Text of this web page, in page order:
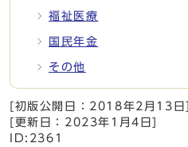
福祉医療
国民年金
その他
[初版公開日： 2018年2月13日
[更新日： 2023年1月4日
ID:2361